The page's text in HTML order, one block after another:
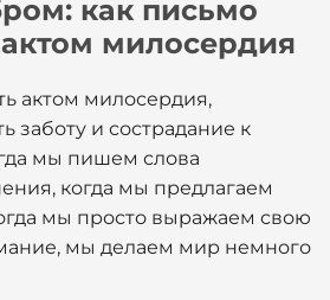
как письмо
милосердия
актом милосердия,
заботу и сострадание к
мы пишем слова
когда мы предлагаем
мы просто выражаем свою
мы делаем мир немного